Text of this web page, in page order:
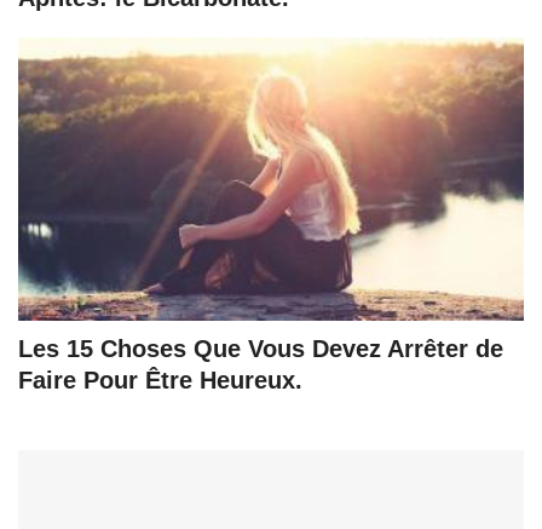
Les 15 Choses Que Vous Devez Arrêter de
Faire Pour Être Heureux.